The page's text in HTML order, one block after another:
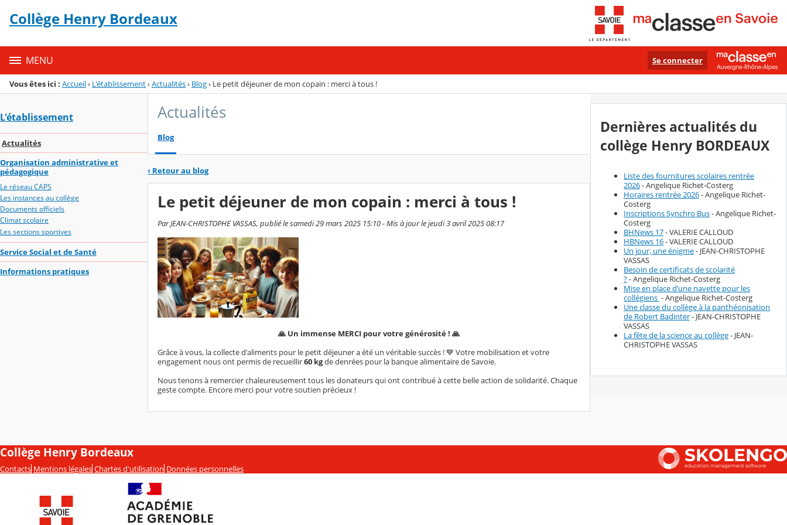
Menu de la rubrique
Contenu
Collège Henry Bordeaux
MENU Se connecter
Vous êtes ici : Accueil› L'établissement›Actualités› Blog› Le petit déjeuner de mon copain : merci à tous !
L'établissement
Actualités
Organisation administrative et
pédagogique
Le réseau CAPS
Les instances au collège
Documents officiels
Climat scolaire
Les sections sportives
Service Social et de Santé
Informations pratiques
Actualités
Blog
‹ Retour au blog
Le petit déjeuner de mon copain : merci à tous !
Par JEAN-CHRISTOPHE VASSAS, publié le samedi 29 mars 2025 15:10 - Mis à jour le jeudi 3 avril 2025 08:17
🙏 Un immense MERCI pour votre générosité ! 🙏
Grâce à vous, la collecte d'aliments pour le petit déjeuner a été un véritable succès ! 💙 Votre mobilisation et votre
engagement nous ont permis de recueillir60 kgde denrées pour la banque alimentaire de Savoie.
Nous tenons à remercier chaleureusement tous les donateurs qui ont contribué à cette belle action de solidarité. Chaque
geste compte. Encore merci pour votre soutien précieux !
Dernières actualités du
collège Henry BORDEAUX
Liste des fournitures scolaires rentrée
2026- Angelique Richet-Costerg
Horaires rentrée 2026- Angelique Richet-
Costerg
Inscriptions Synchro Bus- Angelique Richet-
Costerg
BHNews 17- VALERIE CALLOUD
HBNews 16- VALERIE CALLOUD
Un jour, une énigme- JEAN-CHRISTOPHE
VASSAS
Besoin de certificats de scolarité
?- Angelique Richet-Costerg
Mise en place d’une navette pour les
collégiens - Angelique Richet-Costerg
Une classe du collège à la panthéonisation
de Robert Badinter- JEAN-CHRISTOPHE
VASSAS
La fête de la science au collège- JEAN-
CHRISTOPHE VASSAS
Collège Henry Bordeaux
Contacts Mentions légales Chartes d'utilisation Données personnelles